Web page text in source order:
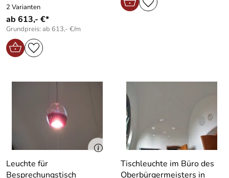
2 Varianten
ab 613,- €*
Grundpreis: ab 613,- €/m
Leuchte für
Besprechungstisch
Tischleuchte im Büro des
Oberbürgermeisters in